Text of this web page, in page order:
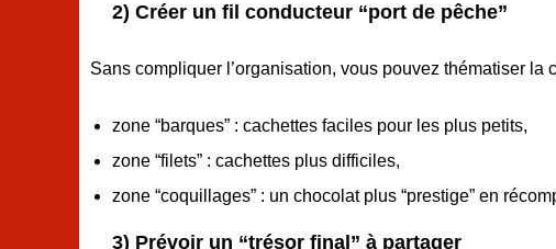
2) Créer un fil conducteur “port de pêche”
Sans compliquer l’organisation, vous pouvez thématiser la
zone “barques” : cachettes faciles pour les plus petits,
zone “filets” : cachettes plus difficiles,
zone “coquillages” : un chocolat plus “prestige” en
3) Prévoir un “trésor final” à partager